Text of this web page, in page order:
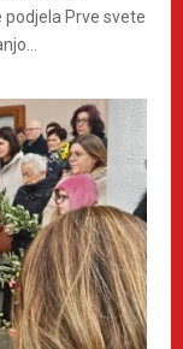
podjela Prve svete